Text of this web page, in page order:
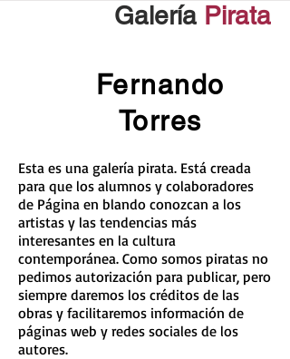
Galería Pirata
Fernando
Torres
Esta es una galería pirata. Está creada
para que los alumnos y colaboradores
de Página en blando conozcan a los
artistas y las tendencias más
interesantes en la cultura
contemporánea. Como somos piratas no
pedimos autorización para publicar, pero
siempre daremos los créditos de las
obras y facilitaremos información de
páginas web y redes sociales de los
autores.